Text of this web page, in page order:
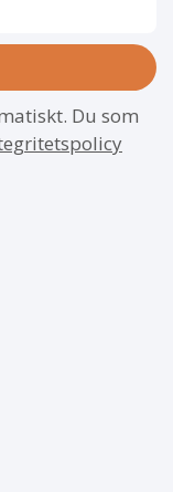
Du som